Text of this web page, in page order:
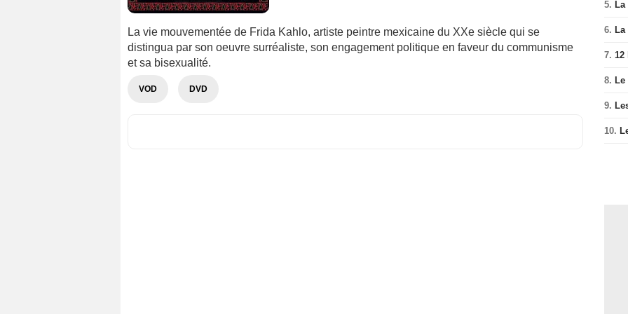
La vie mouvementée de Frida Kahlo, artiste peintre mexicaine du XXe siècle qui se
distingua par son oeuvre surréaliste, son engagement politique en faveur du communisme
et sa bisexualité.
VOD DVD
5.
6.
7. 12
8.
9.
10.